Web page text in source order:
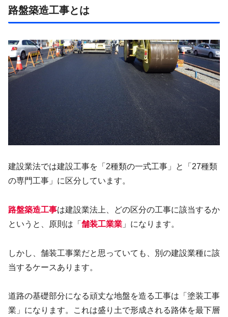
路盤築造工事とは
建設業法では建設工事を「2種類の一式工事」と「27種類
の専門工事」に区分しています。
路盤築造工事は建設業法上、どの区分の工事に該当するか
というと、原則は「 舗装工業業 」になります。
しかし、舗装工事業だと思っていても、別の建設業種に該
当するケースあります。
道路の基礎部分になる頑丈な地盤を造る工事は「塗装工事
業」になります。これは盛り土で形成される路体を最下層